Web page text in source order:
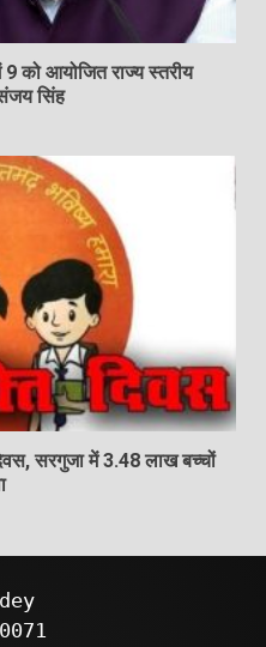
9 को आयोजित राज्य स्तरीय
सिंह
सरगुजा में 3.48 लाख बच्चों